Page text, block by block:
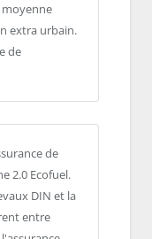
moyenne
extra urbain.
de
de
2.0 Ecofuel.
DIN et la
entre